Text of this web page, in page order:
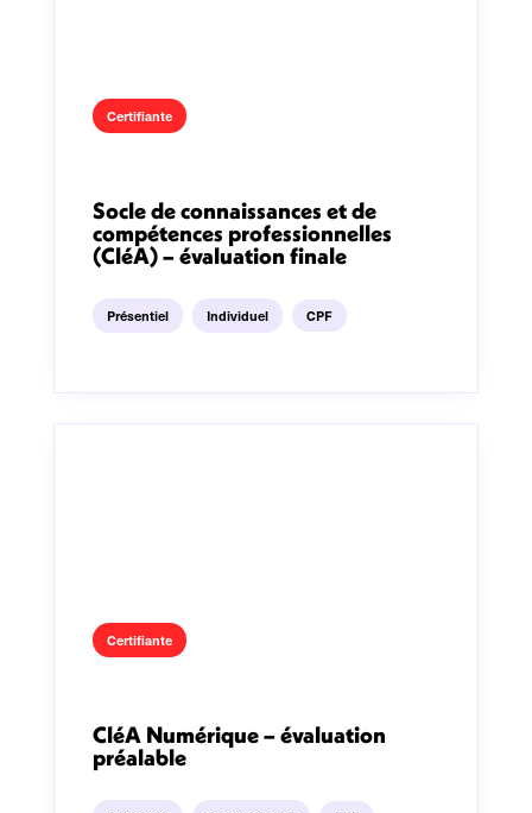
Certifiante
Socle de connaissances et de
compétences professionnelles
(CléA) – évaluation finale
Présentiel Individuel CPF
Certifiante
CléA Numérique – évaluation
préalable